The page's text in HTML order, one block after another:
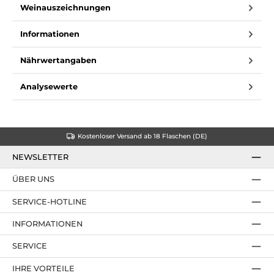
Weinauszeichnungen
Informationen
Nährwertangaben
Analysewerte
Kostenloser Versand ab 18 Flaschen (DE)
NEWSLETTER
SERVICE-HOTLINE
IHRE VORTEILE
ÜBER UNS
INFORMATIONEN
SERVICE